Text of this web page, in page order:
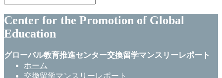
Center for the Promotion of Global
Education
グローバル教育推進センター交換留学マンスリーレポート
ホーム
交換留学マンスリーレポート